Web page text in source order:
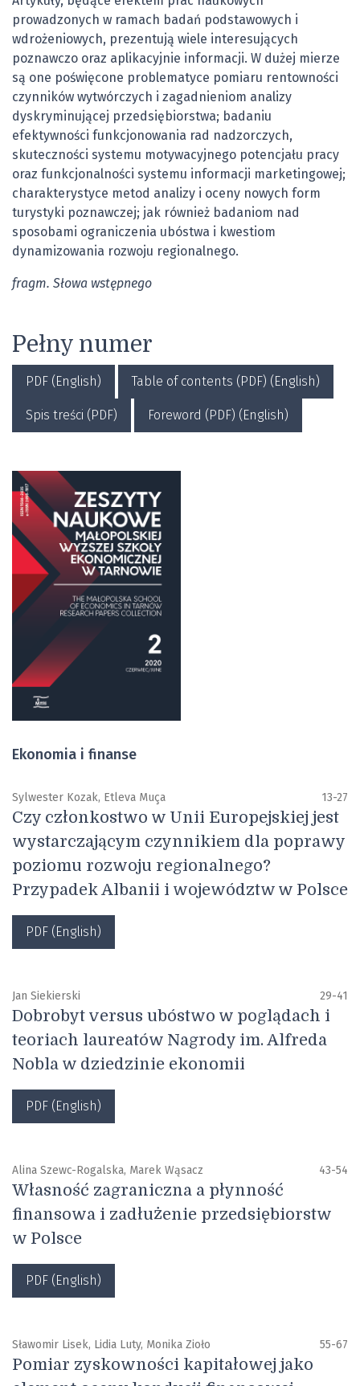
prowadzonych w ramach badań podstawowych i
wdrożeniowych, prezentują wiele interesujących
poznawczo oraz aplikacyjnie informacji. W dużej mierze
są one poświęcone problematyce pomiaru rentowności
czynników wytwórczych i zagadnieniom analizy
dyskryminującej przedsiębiorstwa; badaniu
efektywności funkcjonowania rad nadzorczych,
skuteczności systemu motywacyjnego potencjału pracy
oraz funkcjonalności systemu informacji marketingowej;
charakterystyce metod analizy i oceny nowych form
turystyki poznawczej; jak również badaniom nad
sposobami ograniczenia ubóstwa i kwestiom
dynamizowania rozwoju regionalnego.
fragm. Słowa wstępnego
Pełny numer
PDF (English) Table of contents (PDF) (English)
Spis treści (PDF) Foreword (PDF) (English)
Ekonomia i finanse
Sylwester Kozak, Etleva Muça 13-27
Czy członkostwo w Unii Europejskiej jest
wystarczającym czynnikiem dla poprawy
poziomu rozwoju regionalnego?
Przypadek Albanii i województw w Polsce
PDF (English)
Jan Siekierski 29-41
Dobrobyt versus ubóstwo w poglądach i
teoriach laureatów Nagrody im. Alfreda
Nobla w dziedzinie ekonomii
PDF (English)
Alina Szewc-Rogalska, Marek Wąsacz 43-54
Własność zagraniczna a płynność
finansowa i zadłużenie przedsiębiorstw
w Polsce
PDF (English)
Sławomir Lisek, Lidia Luty, Monika Zioło 55-67
Pomiar zyskowności kapitałowej jako